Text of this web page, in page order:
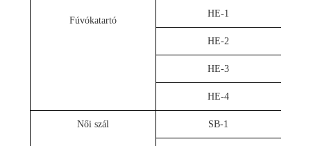
Fúvókatartó
HE-1
HE-2
HE-3
HE-4
Női szál SB-1